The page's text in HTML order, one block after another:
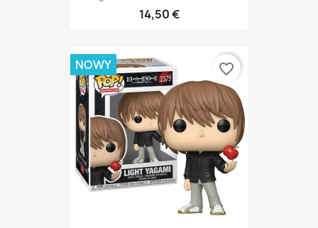
14,50 €
NOWY favorite_border